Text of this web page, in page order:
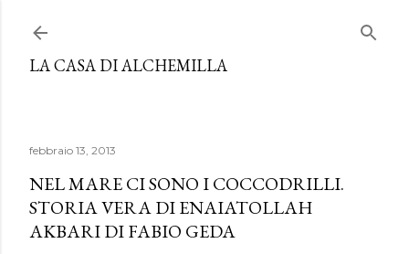
LA CASA DI ALCHEMILLA
febbraio 13, 2013
NEL MARE CI SONO I COCCODRILLI.
STORIA VERA DI ENAIATOLLAH
AKBARI DI FABIO GEDA